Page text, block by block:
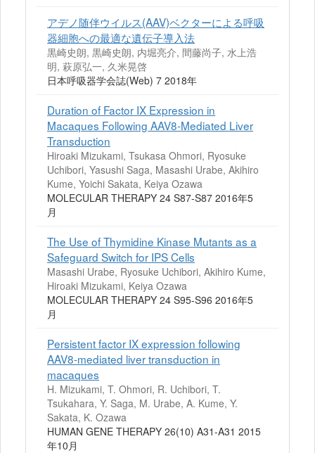
アデノ随伴ウイルス(AAV)ベクターによる呼吸
器細胞への最適な遺伝子導入法
黒崎史朗, 黒崎史朗, 内堀亮介, 間藤尚子, 水上浩
明, 萩原弘一, 久米晃啓
日本呼吸器学会誌(Web) 7 2018年
Duration of Factor IX Expression in
Macaques Following AAV8-Mediated Liver
Transduction
Hiroaki Mizukami, Tsukasa Ohmori, Ryosuke
Uchibori, Yasushi Saga, Masashi Urabe, Akihiro
Kume, Yoichi Sakata, Keiya Ozawa
MOLECULAR THERAPY 24 S87-S87 2016年5
月
The Use of Thymidine Kinase Mutants as a
Safeguard Switch for IPS Cells
Masashi Urabe, Ryosuke Uchibori, Akihiro Kume,
Hiroaki Mizukami, Keiya Ozawa
MOLECULAR THERAPY 24 S95-S96 2016年5
月
Persistent factor IX expression following
AAV8-mediated liver transduction in
macaques
H. Mizukami, T. Ohmori, R. Uchibori, T.
Tsukahara, Y. Saga, M. Urabe, A. Kume, Y.
Sakata, K. Ozawa
HUMAN GENE THERAPY 26(10) A31-A31 2015
年10月